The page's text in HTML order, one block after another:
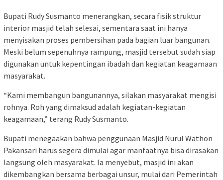
Bupati Rudy Susmanto menerangkan, secara fisik struktur
interior masjid telah selesai, sementara saat ini hanya
menyisakan proses pembersihan pada bagian luar bangunan.
Meski belum sepenuhnya rampung, masjid tersebut sudah siap
digunakan untuk kepentingan ibadah dan kegiatan keagamaan
masyarakat.
“Kami membangun bangunannya, silakan masyarakat mengisi
rohnya. Roh yang dimaksud adalah kegiatan-kegiatan
keagamaan,” terang Rudy Susmanto.
Bupati menegaakan bahwa penggunaan Masjid Nurul Wathon
Pakansari harus segera dimulai agar manfaatnya bisa dirasakan
langsung oleh masyarakat. Ia menyebut, masjid ini akan
dikembangkan bersama berbagai unsur, mulai dari Pemerintah